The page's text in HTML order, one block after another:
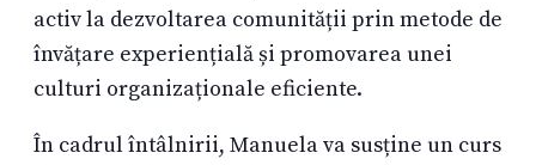
activ la dezvoltarea comunității prin metode de
învățare experiențială și promovarea unei
culturi organizaționale eficiente.
În cadrul întâlnirii, Manuela va susține un curs